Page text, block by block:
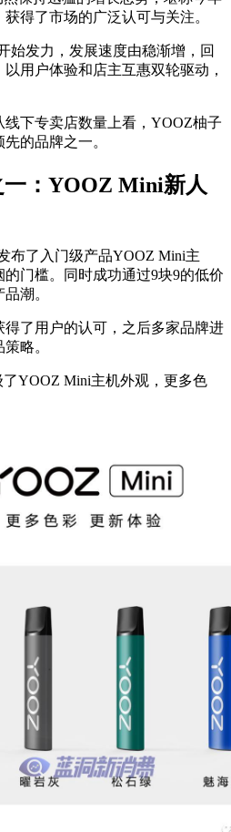
得了市场的广泛认可与关注。
始发力，发展速度由稳渐增，回
用户体验和店主互惠双轮驱动，
下专卖店数量上看，YOOZ柚子
的品牌之一。
：YOOZ Mini新人
布了入门级产品YOOZ Mini主
门槛。同时成功通过9块9的低价
潮。
了用户的认可，之后多家品牌进
略。
YOOZ Mini主机外观，更多色